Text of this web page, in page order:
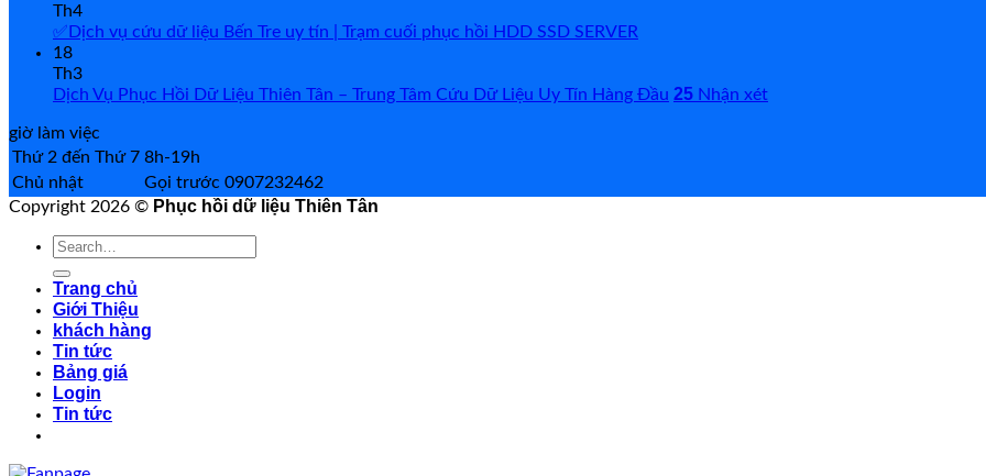
Th4
✅Dịch vụ cứu dữ liệu Bến Tre uy tín | Trạm cuối phục hồi HDD SSD SERVER
18
Th3
Dịch Vụ Phục Hồi Dữ Liệu Thiên Tân – Trung Tâm Cứu Dữ Liệu Uy Tín Hàng Đầu 25 Nhận xét
giờ làm việc
Thứ 2 đến Thứ 7 8h-19h
Chủ nhật
Gọi trước 0907232462
Copyright 2026 © Phục hồi dữ liệu Thiên Tân
Search
Trang chủ
Giới Thiệu
khách hàng
Tin tức
Bảng giá
Login
Tin tức